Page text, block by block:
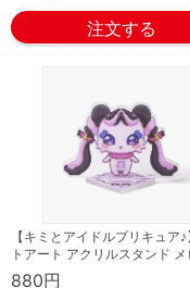
【キミとアイドルプリキュア♪
トアート アクリルスタンド メ
880円